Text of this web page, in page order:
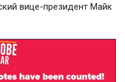
вице-президент Майк